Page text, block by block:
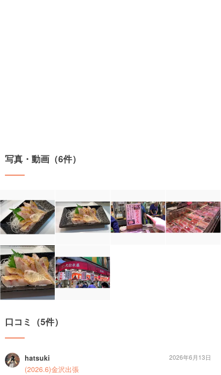
写真・動画（6件）
口コミ（5件）
hatsuki
(2026.6)金沢出張
2026年6月13日